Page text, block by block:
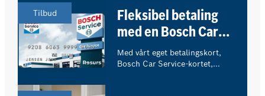
kvalitetsstandarder og prosedyrer.
Tilbud
Fleksibel betaling
med en Bosch Car
Service-konto
Med vårt eget betalingskort,
Bosch Car Service-kortet,